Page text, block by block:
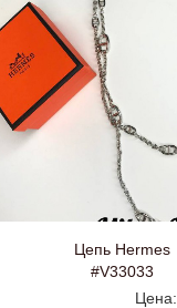
Цепь Hermes
#V33033
Цена: